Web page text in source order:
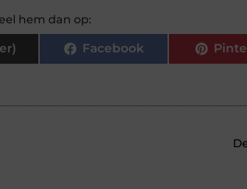
hem dan op:
Facebook